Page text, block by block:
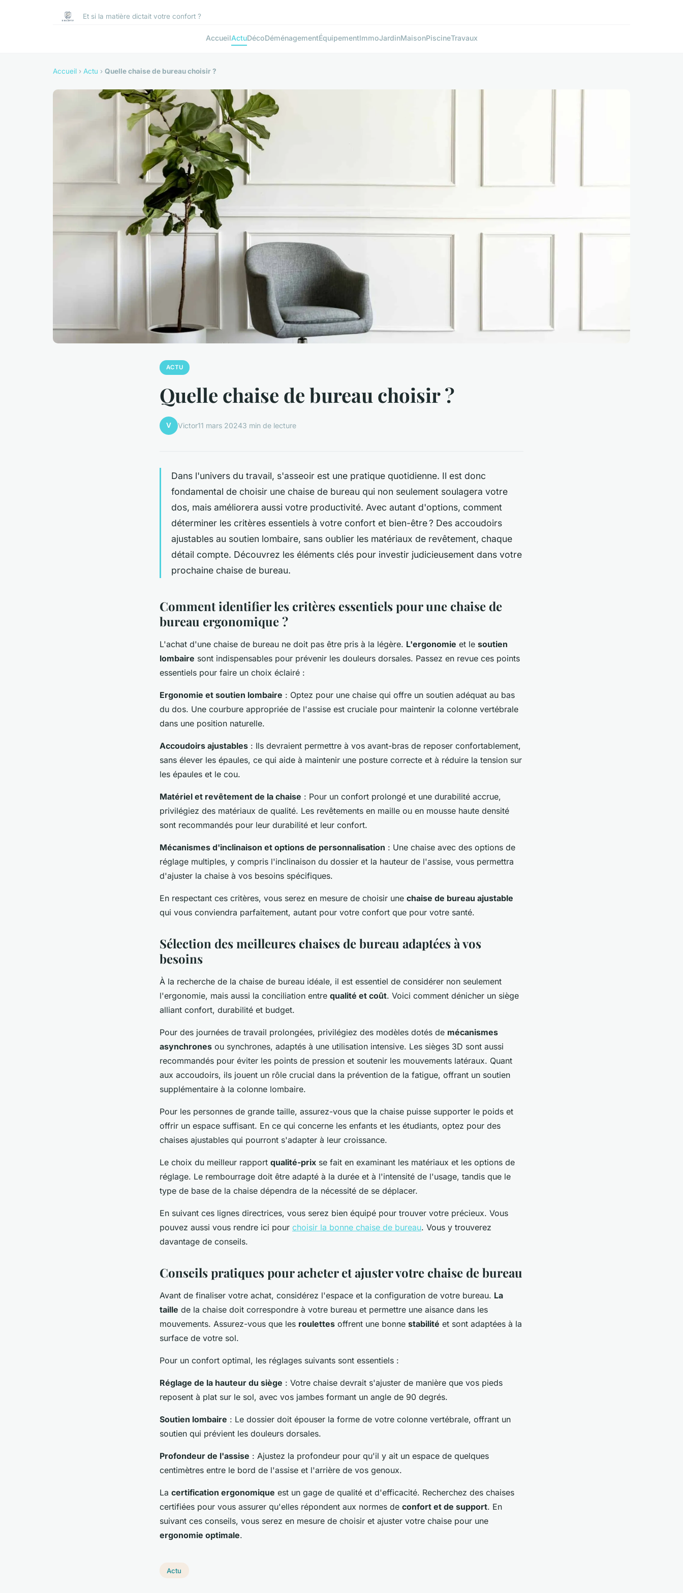
Et si la matière dictait votre confort ?
AccueilActuDécoDéménagementÉquipementImmoJardinMaisonPiscineTravaux
Accueil › Actu › Quelle chaise de bureau choisir ?
ACTU
Quelle chaise de bureau choisir ?
V Victor11 mars 20243 min de lecture
Dans l'univers du travail, s'asseoir est une pratique quotidienne. Il est donc
fondamental de choisir une chaise de bureau qui non seulement soulagera votre
dos, mais améliorera aussi votre productivité. Avec autant d'options, comment
déterminer les critères essentiels à votre confort et bien-être ? Des accoudoirs
ajustables au soutien lombaire, sans oublier les matériaux de revêtement, chaque
détail compte. Découvrez les éléments clés pour investir judicieusement dans votre
prochaine chaise de bureau.
Comment identifier les critères essentiels pour une chaise de
bureau ergonomique ?
L'achat d'une chaise de bureau ne doit pas être pris à la légère. L'ergonomie et le soutien
lombaire sont indispensables pour prévenir les douleurs dorsales. Passez en revue ces points
essentiels pour faire un choix éclairé :
Ergonomie et soutien lombaire : Optez pour une chaise qui offre un soutien adéquat au bas
du dos. Une courbure appropriée de l'assise est cruciale pour maintenir la colonne vertébrale
dans une position naturelle.
Accoudoirs ajustables : Ils devraient permettre à vos avant-bras de reposer confortablement,
sans élever les épaules, ce qui aide à maintenir une posture correcte et à réduire la tension sur
les épaules et le cou.
Matériel et revêtement de la chaise : Pour un confort prolongé et une durabilité accrue,
privilégiez des matériaux de qualité. Les revêtements en maille ou en mousse haute densité
sont recommandés pour leur durabilité et leur confort.
Mécanismes d'inclinaison et options de personnalisation : Une chaise avec des options de
réglage multiples, y compris l'inclinaison du dossier et la hauteur de l'assise, vous permettra
d'ajuster la chaise à vos besoins spécifiques.
En respectant ces critères, vous serez en mesure de choisir une chaise de bureau ajustable
qui vous conviendra parfaitement, autant pour votre confort que pour votre santé.
Sélection des meilleures chaises de bureau adaptées à vos
besoins
À la recherche de la chaise de bureau idéale, il est essentiel de considérer non seulement
l'ergonomie, mais aussi la conciliation entre qualité et coût. Voici comment dénicher un siège
alliant confort, durabilité et budget.
Pour des journées de travail prolongées, privilégiez des modèles dotés de mécanismes
asynchrones ou synchrones, adaptés à une utilisation intensive. Les sièges 3D sont aussi
recommandés pour éviter les points de pression et soutenir les mouvements latéraux. Quant
aux accoudoirs, ils jouent un rôle crucial dans la prévention de la fatigue, offrant un soutien
supplémentaire à la colonne lombaire.
Pour les personnes de grande taille, assurez-vous que la chaise puisse supporter le poids et
offrir un espace suffisant. En ce qui concerne les enfants et les étudiants, optez pour des
chaises ajustables qui pourront s'adapter à leur croissance.
Le choix du meilleur rapport qualité-prix se fait en examinant les matériaux et les options de
réglage. Le rembourrage doit être adapté à la durée et à l'intensité de l'usage, tandis que le
type de base de la chaise dépendra de la nécessité de se déplacer.
En suivant ces lignes directrices, vous serez bien équipé pour trouver votre précieux. Vous
pouvez aussi vous rendre ici pour choisir la bonne chaise de bureau. Vous y trouverez
davantage de conseils.
Conseils pratiques pour acheter et ajuster votre chaise de bureau
Avant de finaliser votre achat, considérez l'espace et la configuration de votre bureau. La
taille de la chaise doit correspondre à votre bureau et permettre une aisance dans les
mouvements. Assurez-vous que les roulettes offrent une bonne stabilité et sont adaptées à la
surface de votre sol.
Pour un confort optimal, les réglages suivants sont essentiels :
Réglage de la hauteur du siège : Votre chaise devrait s'ajuster de manière que vos pieds
reposent à plat sur le sol, avec vos jambes formant un angle de 90 degrés.
Soutien lombaire : Le dossier doit épouser la forme de votre colonne vertébrale, offrant un
soutien qui prévient les douleurs dorsales.
Profondeur de l'assise : Ajustez la profondeur pour qu'il y ait un espace de quelques
centimètres entre le bord de l'assise et l'arrière de vos genoux.
La certification ergonomique est un gage de qualité et d'efficacité. Recherchez des chaises
certifiées pour vous assurer qu'elles répondent aux normes de confort et de support. En
suivant ces conseils, vous serez en mesure de choisir et ajuster votre chaise pour une
ergonomie optimale.
Actu